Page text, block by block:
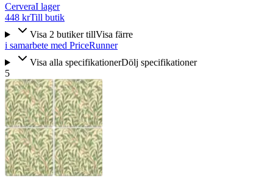
CerveraI lager
448 krTill butik
Visa 2 butiker tillVisa färre
i samarbete med PriceRunner
Visa alla specifikationerDölj specifikationer
5